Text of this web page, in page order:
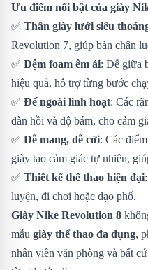
Ưu điểm nổi bật của giày
✅ Thân giày lưới siêu
Revolution 7, giúp bàn chân
✅ Đệm foam êm ái: Đế giữa
hiệu quả, hỗ trợ từng bước
✅ Đế ngoài linh hoạt: Các
đàn hồi và độ bám, cho cảm
✅ Dễ mang, dễ cởi: Các
giày tạo cảm giác tự nhiên,
✅ Thiết kế thể thao hiện đại
luyện, đi chơi hoặc dạo phố.
Giày Nike Revolution 8
mẫu giày thể thao đa dụng,
nhân viên văn phòng và bất